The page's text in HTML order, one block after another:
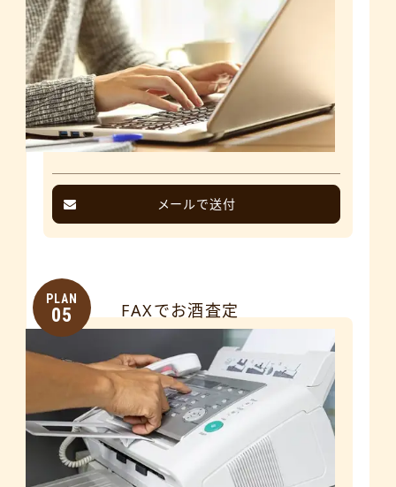
メールで送付
PLAN
05 FAXでお酒査定